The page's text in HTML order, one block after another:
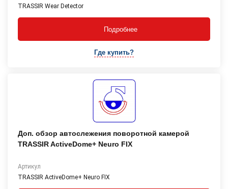
TRASSIR Wear Detector
Подробнее
Где купить?
Доп. обзор автослежения поворотной камерой
TRASSIR ActiveDome+ Neuro FIX
Артикул
TRASSIR ActiveDome+ Neuro FIX